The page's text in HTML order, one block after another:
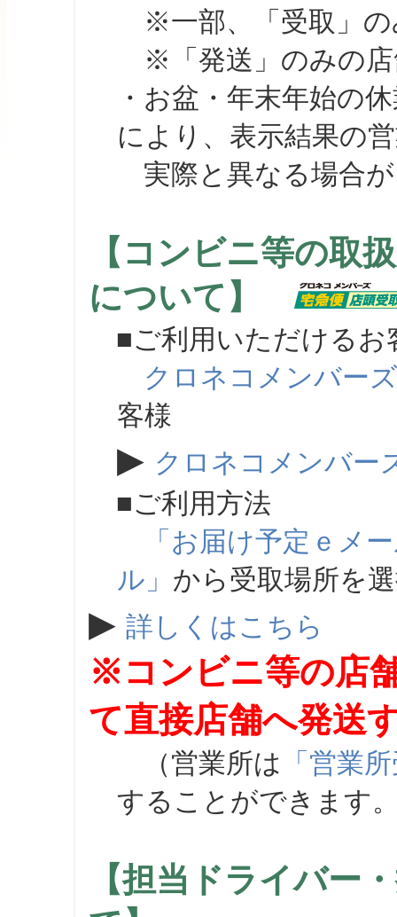
※一部、「受取」の
※「発送」のみの店
・お盆・年末年始の
により、表示結果の
実際と異なる場合が
【コンビニ等の取
について】
■ご利用いただけるお
クロネコメンバーズ
客様
▶ クロネコメンバー
■ご利用方法
「お届け予定ｅメ
ル」 から受取場所を
▶ 詳しくはこちら
※コンビニ等の店
て直接店舗へ発送
（営業所は 「営業
することができます
【担当ドライバー